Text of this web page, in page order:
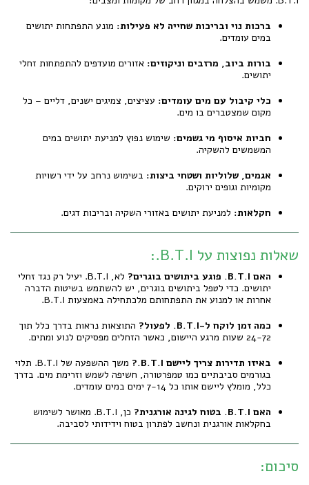
ברכות נוי ובריכות שחייה לא פעילות: מונע התפתחות יתושים
במים עומדים.
בורות ביוב, מרזבים וניקוזים: אזורים מועדפים להתפתחות זחלי
יתושים.
כלי קיבול עם מים עומדים: עציצים, צמיגים ישנים, דליים – כל
מקום שמצטברים בו מים.
חביות איסוף מי גשמים: שימוש נפוץ למניעת יתושים במים
המשמשים להשקיה.
אגמים, שלוליות ושטחי ביצות: בשימוש נרחב על ידי רשויות
מקומיות וגופים ירוקים.
חקלאות: למניעת יתושים באזורי השקיה ובריכות דגים.
שאלות נפוצות על B.T.I.:
האם B.T.I. פוגע ביתושים בוגרים?
לא, B.T.I. יעיל רק נגד זחלי
יתושים. כדי לטפל ביתושים בוגרים, יש להשתמש בשיטות הדברה
אחרות או למנוע את התפתחותם מלכתחילה באמצעות B.T.I.
כמה זמן לוקח ל-B.T.I. לפעול?
התוצאות נראות בדרך כלל תוך
24-72 שעות מרגע היישום, כאשר הזחלים מפסיקים לנוע ומתים.
באיזו תדירות צריך ליישם B.T.I.?
משך ההשפעה של B.T.I. תלוי
בגורמים סביבתיים כמו טמפרטורה, חשיפה לשמש וזרימת מים. בדרך
כלל, מומלץ ליישם אותו כל 7-14 ימים במים עומדים.
האם B.T.I. בטוח לגינה אורגנית?
כן, B.T.I. מאושר לשימוש
בחקלאות אורגנית ונחשב לפתרון בטוח וידידותי לסביבה.
סיכום: